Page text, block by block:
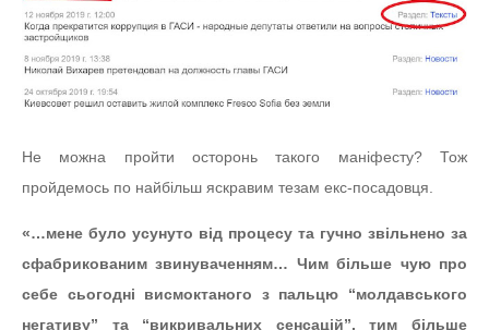
Не можна пройти осторонь такого маніфесту? Тож
пройдемось по найбільш яскравим тезам екс-посадовця.
«…мене було усунуто від процесу та гучно звільнено за
сфабрикованим звинуваченням… Чим більше чую про
себе сьогодні висмоктаного з пальцю “молдавського
негативу” та “викривальних сенсацій”, тим більше